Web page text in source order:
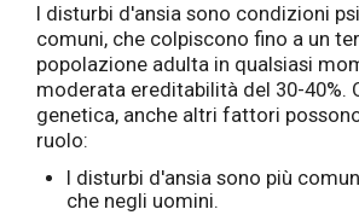
I disturbi d'ansia sono condizioni
comuni, che colpiscono fino a un
popolazione adulta in qualsiasi
moderata ereditabilità del 30-40%.
genetica, anche altri fattori
ruolo:
I disturbi d'ansia sono più
che negli uomini.